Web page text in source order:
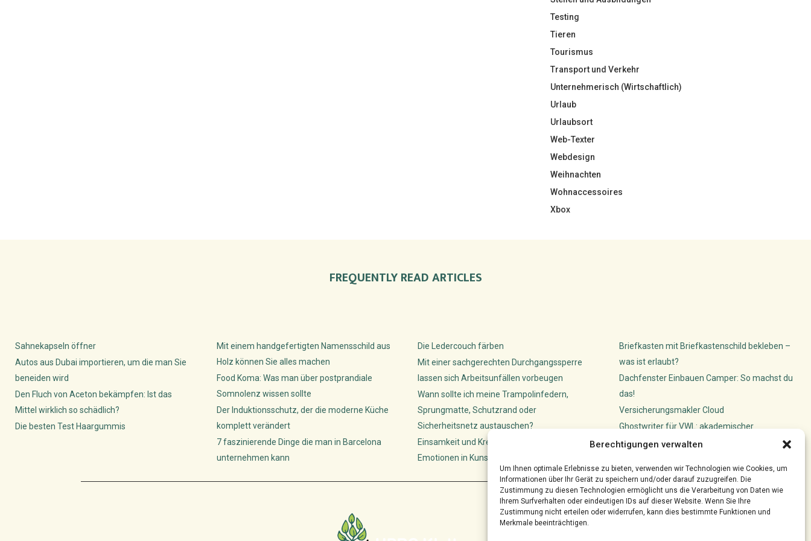
Berechtigungen verwalten
Um Ihnen optimale Erlebnisse zu bieten, verwenden wir Technologien wie Cookies, um
Informationen über Ihr Gerät zu speichern und/oder darauf zuzugreifen. Die
Zustimmung zu diesen Technologien ermöglicht uns die Verarbeitung von Daten wie
Ihrem Surfverhalten oder eindeutigen IDs auf dieser Website. Wenn Sie Ihre
Zustimmung nicht erteilen oder widerrufen, kann dies bestimmte Funktionen und
Merkmale beeinträchtigen.
Testing
Tieren
Tourismus
Transport und Verkehr
Unternehmerisch (Wirtschaftlich)
Urlaub
Urlaubsort
Web-Texter
Webdesign
Weihnachten
Wohnaccessoires
Xbox
FREQUENTLY READ ARTICLES
Sahnekapseln öffner
Autos aus Dubai importieren, um die man Sie
beneiden wird
Den Fluch von Aceton bekämpfen: Ist das
Mittel wirklich so schädlich?
Die besten Test Haargummis
Mit einem handgefertigten Namensschild aus
Holz können Sie alles machen
Food Koma: Was man über postprandiale
Somnolenz wissen sollte
Der Induktionsschutz, der die moderne Küche
komplett verändert
7 faszinierende Dinge die man in Barcelona
unternehmen kann
Die Ledercouch färben
Mit einer sachgerechten Durchgangssperre
lassen sich Arbeitsunfällen vorbeugen
Wann sollte ich meine Trampolinfedern,
Sprungmatte, Schutzrand oder
Sicherheitsnetz austauschen?
Einsamkeit und Kreativität: Wie Künstler ihre
Emotionen in Kunst lenken
Briefkasten mit Briefkastenschild bekleben –
was ist erlaubt?
Dachfenster Einbauen Camper: So machst du
das!
Versicherungsmakler Cloud
Ghostwriter für VWL: akademischer
Schreibservice